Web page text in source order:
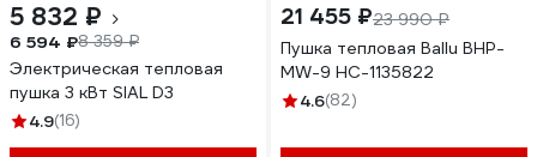
5 832 ₽
6 594 ₽8 359 ₽
Электрическая тепловая
пушка 3 кВт SIAL D3
4.9(16)
21 455 ₽23 990 ₽
Пушка тепловая Ballu BHP-
MW-9 НС-1135822
4.6(82)